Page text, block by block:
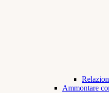
Ammontare